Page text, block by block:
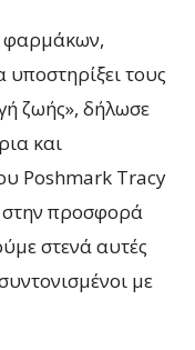
φαρμάκων,
τους
ζωής», δήλωσε
και
Poshmark Tracy
προσφορά
στενά αυτές
με